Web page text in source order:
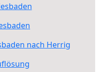
nach Herrig